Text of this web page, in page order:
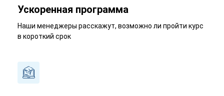
Ускоренная программа
Наши менеджеры расскажут, возможно ли пройти курс
в короткий срок